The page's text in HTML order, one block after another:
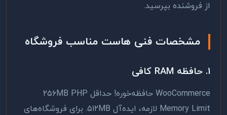
از فروشنده بپرسید.
مشخصات فنی هاست مناسب فروشگاه
۱. حافظه RAM کافی
WooCommerce حافظه‌خوره! حداقل ۲۵۶MB PHP
Memory Limit لازمه، ایده‌آل ۵۱۲MB. برای فروشگاه‌های